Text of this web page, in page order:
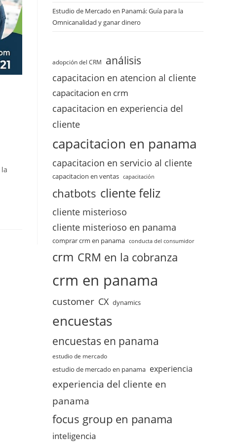
Estudio de Mercado en Panamá: Guía para la
Omnicanalidad y ganar dinero
adopción del CRM análisis
capacitacion en atencion al cliente
capacitacion en crm
capacitacion en experiencia del
cliente
capacitacion en panama
capacitacion en servicio al cliente
capacitacion en ventas capacitación
chatbots cliente feliz
cliente misterioso
cliente misterioso en panama
comprar crm en panama conducta del consumidor
crm CRM en la cobranza
crm en panama
customer CX dynamics
encuestas
encuestas en panama
estudio de mercado
estudio de mercado en panama experiencia
experiencia del cliente en
panama
focus group en panama
inteligencia